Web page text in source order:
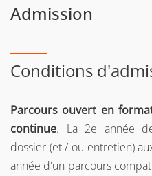
UE Expertise
UE Accompagnement
UE Pratiques avancées
l’hôpital et à l’officine
Admission
Conditions
Parcours ouvert en
continue. La 2e année
dossier (et / ou entretien)
année d'un parcours